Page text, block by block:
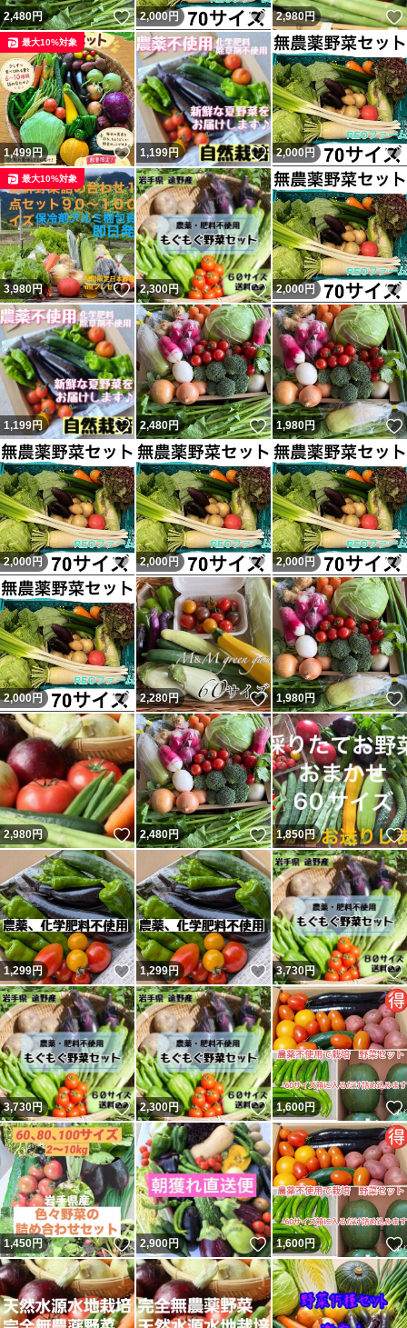
2,480円 いいね！
2,000 円 いいね！
2,980円
1,499円 いいね！
最大10%対象
1,199円 いいね！
2,000 円
3,980円 いいね！
最大10%対象
2,300円 いいね！
2,000 円
1,199円 いいね！
2,480円 いいね！
1,980円
2,000 円 いいね！
2,000 円 いいね！
2,000 円
2,000 円 いいね！
2,280円 いいね！
1,980円
2,980円 いいね！
2,480円 いいね！
1,850円
1,299円 いいね！
1,299円 いいね！
3,730円
3,730円 いいね！
2,300円 いいね！
1,600円
1,450円 いいね！
2,900円 いいね！
1,600円